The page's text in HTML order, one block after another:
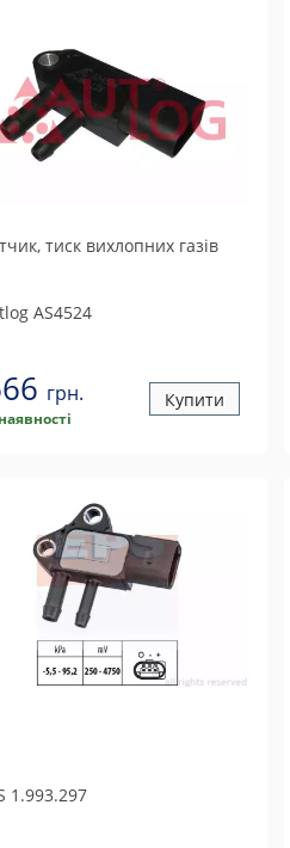
тиск вихлопних газiв
AS4524
грн. Купити
1.993.297